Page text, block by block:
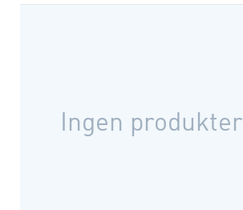
Ingen produkter